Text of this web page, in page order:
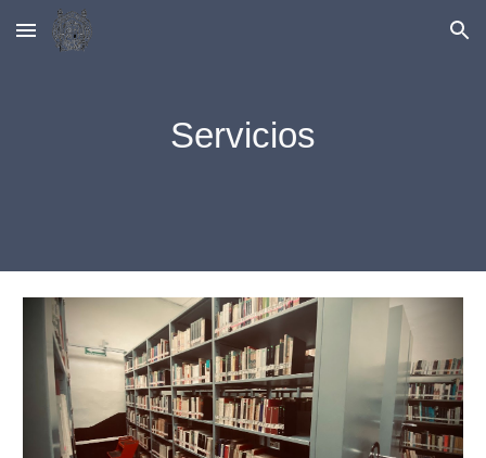
Skip to main content Skip to navigation
Servicios